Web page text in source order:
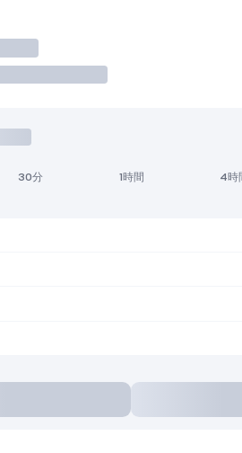
30分 1時間 4時